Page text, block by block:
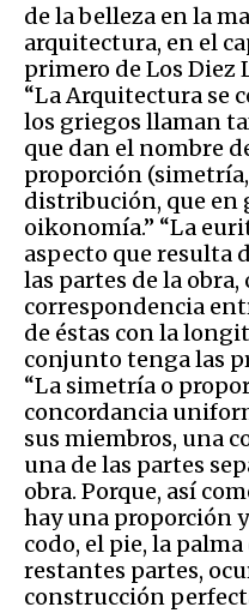
de la belleza en la
arquitectura, en el
primero de Los Diez
“La Arquitectura se
los griegos llaman
que dan el nombre
proporción (simetría,
distribución, que en
oikonomía.” “La
aspecto que resulta
las partes de la
correspondencia
de éstas con la
conjunto tenga las
“La simetría o
concordancia
sus miembros, una
una de las partes
obra. Porque, así
hay una proporción
codo, el pie, la
restantes partes,
construcción